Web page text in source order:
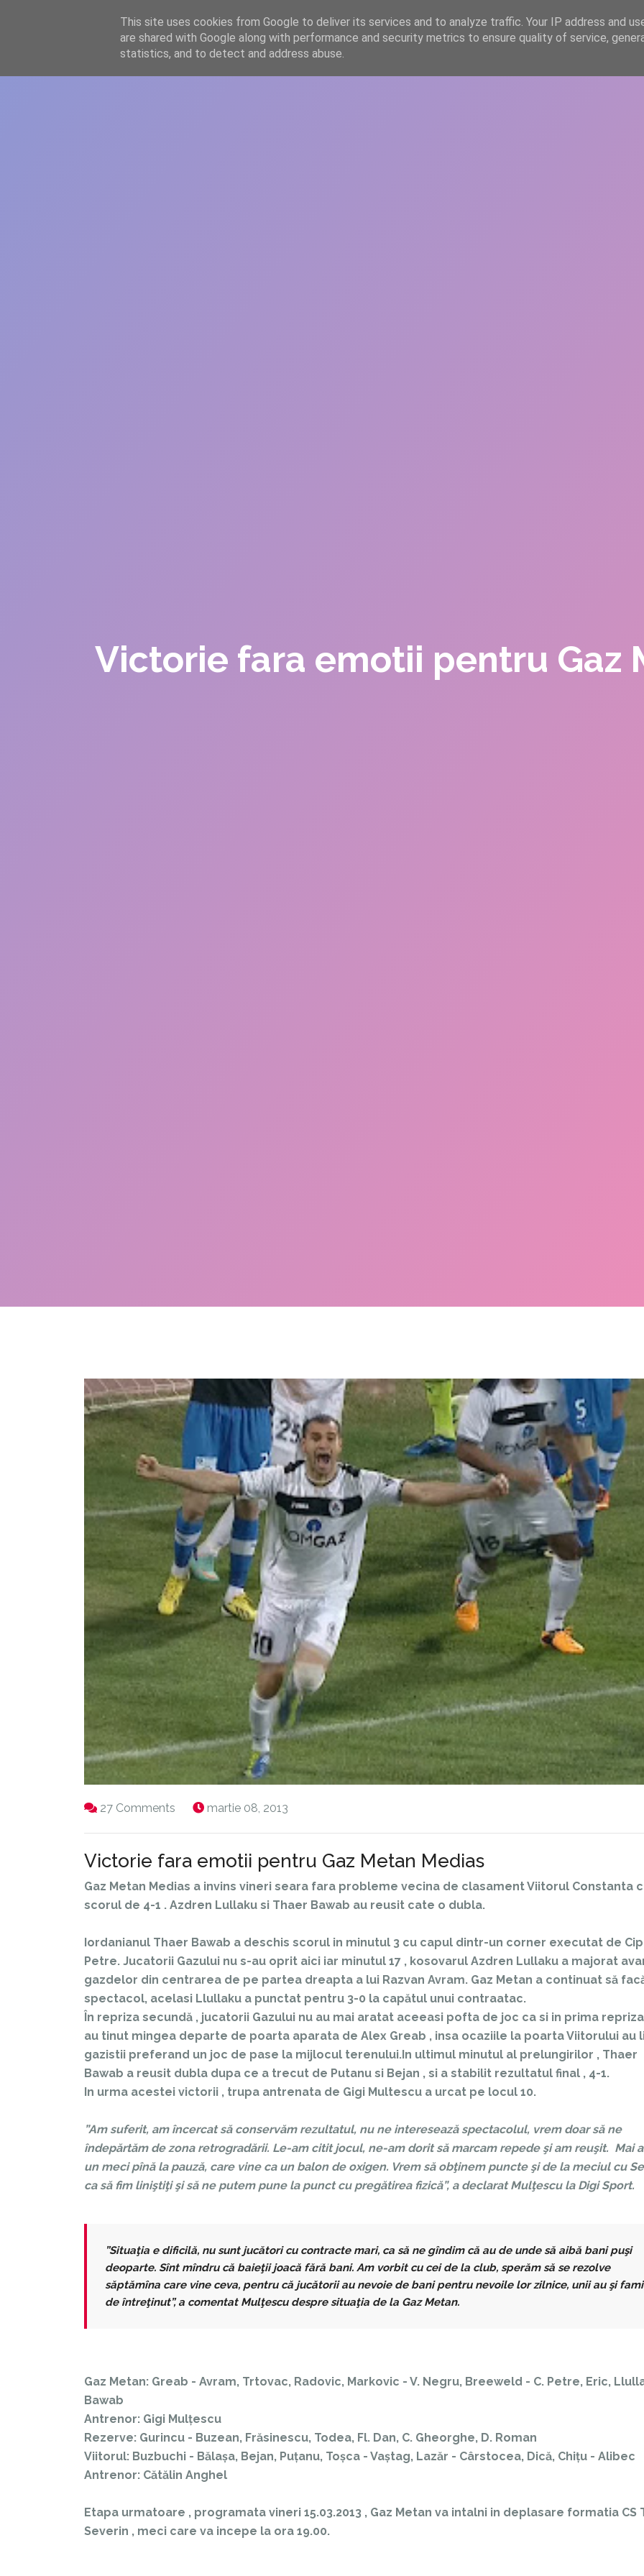
WWW.GAZISTI.RO HOME ARTICOLE DESPRE ECHIPĂ
Victorie fara emotii pentru Gaz
27 Comments martie 08, 2013
Victorie fara emotii pentru Gaz Metan Medias
Gaz Metan Medias a invins vineri seara fara probleme vecina de clasament Viitorul Constanta
scorul de 4-1 . Azdren Lullaku si Thaer Bawab au reusit cate o dubla.
Iordanianul Thaer Bawab a deschis scorul in minutul 3 cu capul dintr-un corner executat de
Petre. Jucatorii Gazului nu s-au oprit aici iar minutul 17 , kosovarul Azdren Lullaku a majorat
gazdelor din centrarea de pe partea dreapta a lui Razvan Avram. Gaz Metan a continuat să
spectacol, acelasi Llullaku a punctat pentru 3-0 la capătul unui contraatac.
În repriza secundă , jucatorii Gazului nu au mai aratat aceeasi pofta de joc ca si in prima
au tinut mingea departe de poarta aparata de Alex Greab , insa ocaziile la poarta Viitorului au
gazistii preferand un joc de pase la mijlocul terenului.In ultimul minutul al prelungirilor , Thaer
Bawab a reusit dubla dupa ce a trecut de Putanu si Bejan , si a stabilit rezultatul final , 4-1.
In urma acestei victorii , trupa antrenata de Gigi Multescu a urcat pe locul 10.
”Am suferit, am încercat să conservăm rezultatul, nu ne interesează spectacolul, vrem doar să ne
îndepărtăm de zona retrogradării. Le-am citit jocul, ne-am dorit să marcam repede şi am reuşit. Mai
un meci pînă la pauză, care vine ca un balon de oxigen. Vrem să obţinem puncte şi de la meciul cu
ca să fim liniştiţi şi să ne putem pune la punct cu pregătirea fizică”, a declarat Mulţescu la Digi Sport.
”Situaţia e dificilă, nu sunt jucători cu contracte mari, ca să ne gîndim că au de unde să aibă bani puşi
deoparte. Sînt mîndru că baieţii joacă fără bani. Am vorbit cu cei de la club, sperăm să se rezolve
săptămîna care vine ceva, pentru că jucătorii au nevoie de bani pentru nevoile lor zilnice, unii au şi
de întreţinut”, a comentat Mulţescu despre situaţia de la Gaz Metan.
Gaz Metan: Greab - Avram, Trtovac, Radovic, Markovic - V. Negru, Breeweld - C. Petre, Eric,
Bawab
Antrenor: Gigi Mulțescu
Rezerve: Gurincu - Buzean, Frăsinescu, Todea, Fl. Dan, C. Gheorghe, D. Roman
Viitorul: Buzbuchi - Bălașa, Bejan, Puțanu, Toșca - Vaștag, Lazăr - Cârstocea, Dică, Chițu - Alibec
Antrenor: Cătălin Anghel
Etapa urmatoare , programata vineri 15.03.2013 , Gaz Metan va intalni in deplasare formatia CS
Severin , meci care va incepe la ora 19.00.
This site uses cookies from Google to deliver its services and to analyze traffic. Your IP address and
are shared with Google along with performance and security metrics to ensure quality of service,
statistics, and to detect and address abuse.